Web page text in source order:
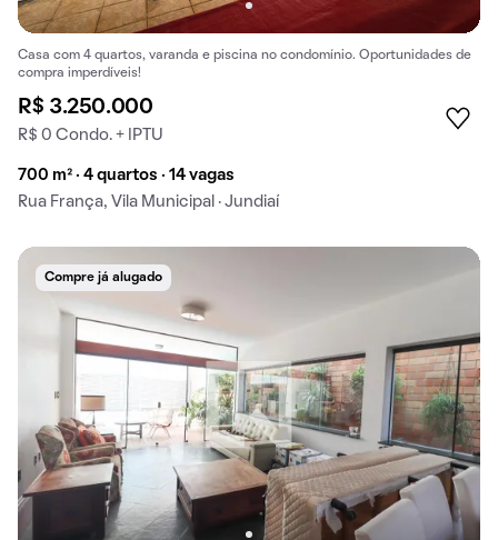
Casa com 4 quartos, varanda e piscina no condomínio. Oportunidades de
compra imperdíveis!
R$ 3.250.000
R$ 0 Condo. + IPTU
700 m² · 4 quartos · 14 vagas
Rua França, Vila Municipal · Jundiaí
Compre já alugado